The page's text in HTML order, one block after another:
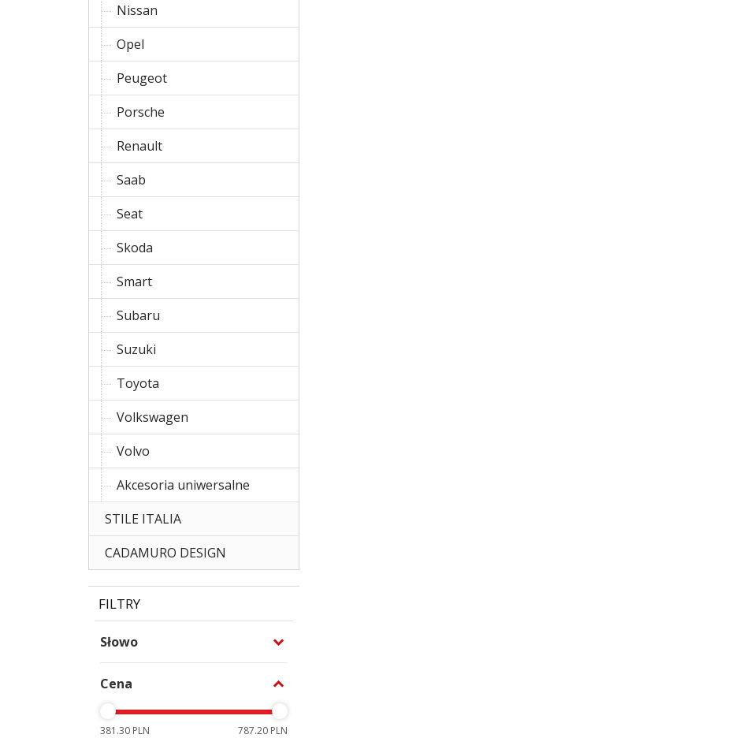
Nissan
Opel
Peugeot
Porsche
Renault
Saab
Seat
Skoda
Smart
Subaru
Suzuki
Toyota
Volkswagen
Volvo
Akcesoria uniwersalne
STILE ITALIA
CADAMURO DESIGN
FILTRY
Słowo
Cena
381.30 PLN 787.20 PLN